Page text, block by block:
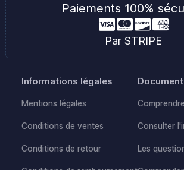
Paiements 100%
Par STRIPE
Informations légales
Mentions légales
Conditions de ventes
Conditions de retour
Consulter
Les